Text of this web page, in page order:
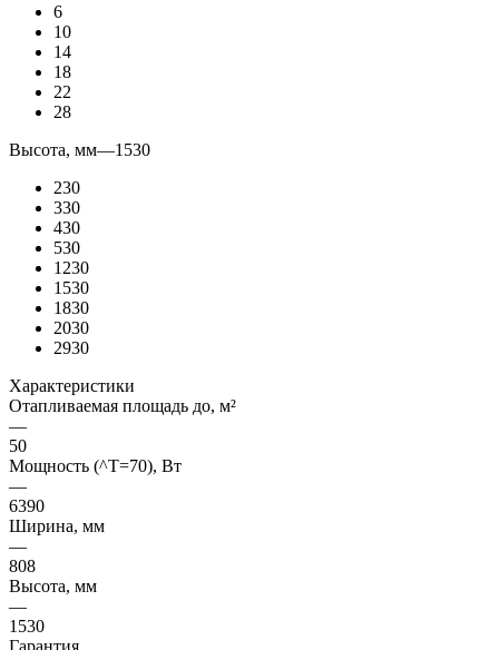
6
10
14
18
22
28
Высота, мм—1530
230
330
430
530
1230
1530
1830
2030
2930
Характеристики
Отапливаемая площадь до, м²
—
50
Мощность (^T=70), Вт
—
6390
Ширина, мм
—
808
Высота, мм
—
1530
Гарантия